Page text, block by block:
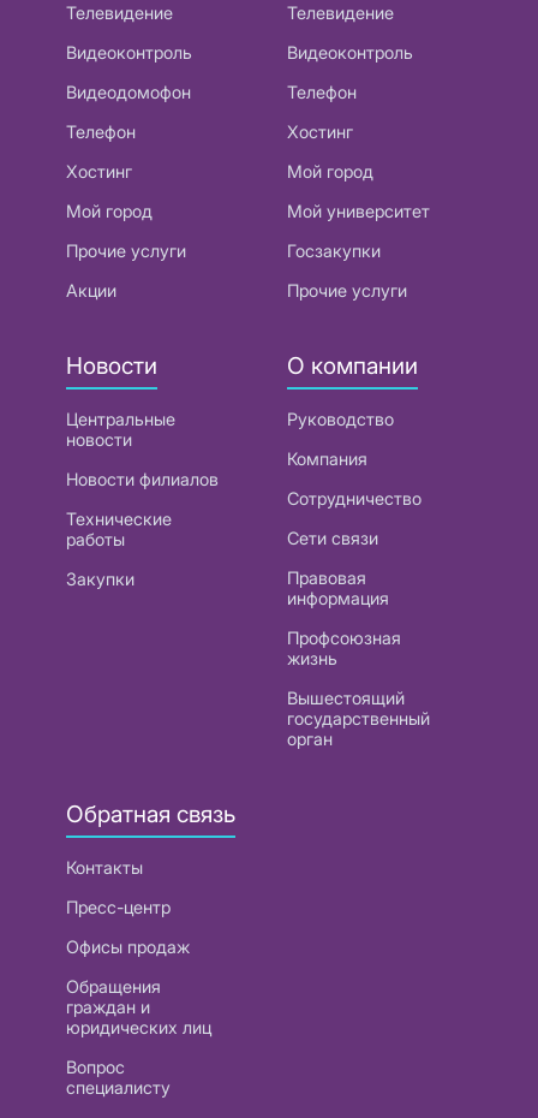
Телевидение
Видеоконтроль
Видеодомофон
Телефон
Хостинг
Мой город
Прочие услуги
Акции
Телевидение
Видеоконтроль
Телефон
Хостинг
Мой город
Мой университет
Госзакупки
Прочие услуги
Новости
Центральные
новости
Новости филиалов
Технические
работы
Закупки
О компании
Руководство
Компания
Сотрудничество
Сети связи
Правовая
информация
Профсоюзная
жизнь
Вышестоящий
государственный
орган
Обратная связь
Контакты
Пресс-центр
Офисы продаж
Обращения
граждан и
юридических лиц
Вопрос
специалисту